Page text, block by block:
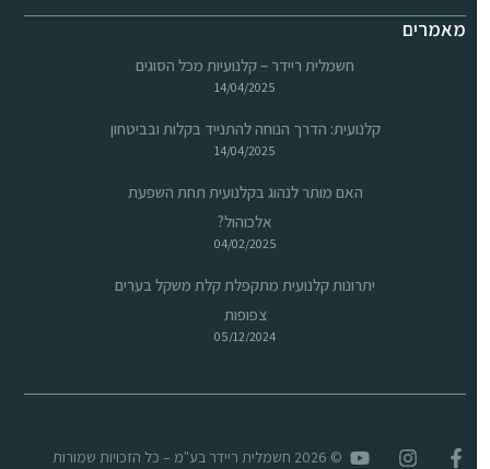
מאמרים
חשמלית ריידר – קלנועיות מכל הסוגים
14/04/2025
קלנועית: הדרך הנוחה להתנייד בקלות ובביטחון
14/04/2025
האם מותר לנהוג בקלנועית תחת השפעת
אלכוהול?
04/02/2025
יתרונות קלנועית מתקפלת קלת משקל בערים
צפופות
05/12/2024
© 2026 חשמלית ריידר בע"מ – כל הזכויות שמורות